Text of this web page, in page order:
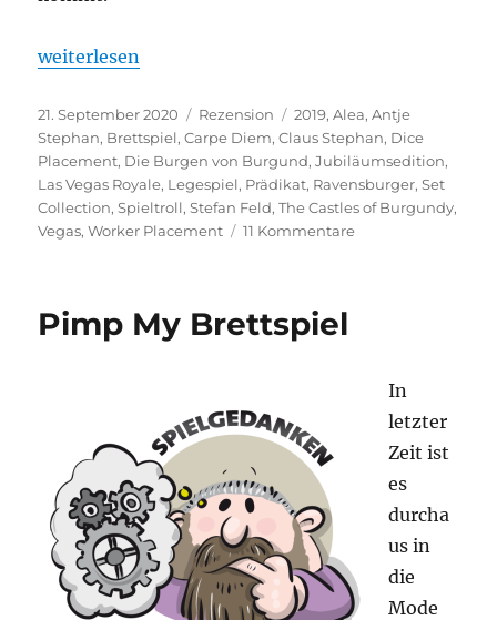
„The Castles of Burgundy (Jubiläumsedition)“
weiterlesen
Veröffentlicht
am
21. September 2020 Kategorien
Rezension Schlagwörter
2019,Alea,Antje
Stephan, Brettspiel,Carpe Diem,Claus Stephan, Dice
Placement, Die Burgen von Burgund,Jubiläumsedition,
Las Vegas Royale, Legespiel, Prädikat, Ravensburger,Set
Collection,Spieltroll,Stefan Feld,The Castles of Burgundy,
Vegas,Worker Placement 11 Kommentarezu
Pimp My Brettspiel
In
letzter
Zeit ist
es
durcha
us in
die
Mode